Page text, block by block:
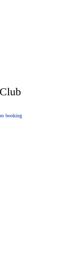
booking